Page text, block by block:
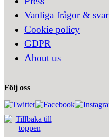
Vanliga frågor & svar
Cookie policy
GDPR
About us
Följ oss